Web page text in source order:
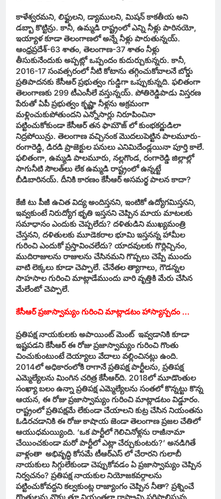
కాళేశ్వరమని, లిఫ్టులని, డ్యాములని, మిషన్‌ కాకతీయ అని
డబ్బా కొట్టిన్రు. కానీ, ఉమ్మడి రాష్ట్రంలో ఎన్ని నీళ్లు పారినయో,
ఇయ్యాళ కూడా తెలంగాణలో అన్నే నీళ్లు పారుతున్నయ్‌.
ఆంధ్రప్రదేశ్‌-63 శాతం, తెలంగాణ-37 శాతం నీళ్లు
తీసుకునేందుకు అప్పట్లో ఒప్పందం కుదుర్చుకున్నరు. కానీ,
2016-17 సంవత్సరంలో నీటి కోటాను తగ్గించుకోవాలనే బోర్డు
ప్రతిపాదనకు కేసీఆర్‌ ప్రభుత్వం గుడ్డిగా ఒప్పుకున్నది. ఫలితంగా
తెలంగాణకు 299 టీఎంసీలే వస్తున్నయ్‌. పోతిరెడ్డిపాడు విస్తరణ
పేరుతో ఏపీ ప్రభుత్వం కృష్ణా నీళ్లను అక్రమంగా
మళ్లించుకుపోతుందని ఎన్నోసార్లు నిరూపించినా
పట్టించుకోకుండా కేసీఆర్‌ తన ఫామౌజ్‌ లో కుంభకర్ణుడిలా
నిద్రపోయిన్రు. తెలంగాణ వచ్చినంక మొదలుపెట్టిన పాలమూరు-
రంగారెడ్డి, డిరడి ప్రాజెక్టుల పనులు ఎనిమిదేండ్లయినా పూర్తి కాలే.
ఫలితంగా, ఉమ్మడి పాలమూరు, నల్లగొండ, రంగారెడ్డి జిల్లాల్లో
సాగునీటి సౌలత్‌లు లేక ఉమ్మడి రాష్ట్రంలో ఉన్నట్టే
బీడిబారినయ్‌. దీనికి కారణం కేసీఆర్‌ అసమర్థ పాలన కాదా?
కేజీ టు పీజీ ఉచిత విద్య అందిస్తనని, ఇంటికో ఉద్యోగమిస్తనని,
ఇవ్వకుంటే నిరుద్యోగ భృతి ఇస్తనని చెప్పిన మాయ మాటలకు
సమాధానం ఎందుకు చెప్పలేదు? దళితుడిని ముఖ్యమంత్రి
చేస్తనని, దళితులకు మూడెకరాల భూమి ఇస్తనన్న హామీల
గురించి ఎందుకో ప్రస్తావించలేదు? యాదవులకు గొర్లిచ్చినం,
ముదిరాజులను రాజులను చేసినమని గొప్పలు చెప్పే ముందు
వాటి లెక్కలు కూడా చెప్పాలే. చేనేతల త్యాగాలు, గౌడన్నల
సాహసాల గురించి మాట్లాడేముందు వారి వృత్తికి మేరు చేసిన
మేలేంటో చెప్పాలే.
కేసీఆర్‌ ప్రజాస్వామ్యం గురించి మాట్లాడటం హాస్యాస్పదం …
ప్రతిపక్ష నాయకులకు అపాయింట్‌ మెంట్‌ ఇవ్వడానికి కూడా
ఇష్టపడని కేసీఆర్‌ ఈ రోజు ప్రజాస్వామ్యం గురించి గొంతు
చించుకుంటుంటే దెయ్యాలు వేదాలు వల్లించినట్లు ఉంది.
2014లో అధికారంలోకి రాగానే ప్రతిపక్ష పార్టీలను, ప్రతిపక్ష
ఎమ్మెల్యేలను మింగిన చరిత్ర కేసీఆర్‌ది. 2018లో మూడొంతుల
సంఖ్యా బలం ఉన్నా ప్రతిపక్ష ఎమ్మెల్యేలను సంతలో కొన్నట్టు కొన్న
ఆయన, ఈ రోజు ప్రజాస్వామ్యం గురించి మాట్లాడటం విడ్డూరం.
రాష్ట్రంలో ప్రతిపక్షమే లేకుండా చేయాలని కుట్ర చేసిన నియంతను
ఓడిరచడానికి ఈ రోజు కాషాయ జెండా తెలంగాణ ప్రజల చేతిలో
ఆయుధమయ్యింది. ‘ఒక పార్టీలో గెలిచినోళ్లను రాజీనామా
చేయించకుండా మరో పార్టీలో ఎట్లా చేర్చుకుంటరు?’ అనడిగితే
వాళ్లంతా అభివృద్ధి కోసమే టీఆర్‌ఎస్‌ లో చేరారని గులాబీ
నాయకులు సిగ్గులేకుండా చెప్పుకోవడం ఏ ప్రజాస్వామ్యం చెప్పిన
నిర్వచనం? ప్రతిపక్ష నాయకుల నియోజకవర్గాలను
పట్టించుకోవద్దని కల్వకుంట్ల రాజ్యాంగం చెప్పిన నీతా? ప్రశ్నించే